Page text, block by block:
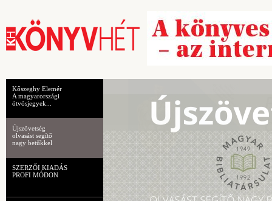
Kőszeghy Elemér
A magyarországi
ötvösjegyek...
Újszövetség
olvasást segítő
nagy betűkkel
SZERZŐI KIADÁS
PROFI MÓDON